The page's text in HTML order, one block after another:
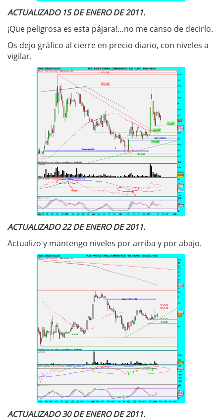
ACTUALIZADO 15 DE ENERO DE 2011.
¡Que peligrosa es esta pájara!…no me canso de decirlo.
Os dejo gráfico al cierre en precio diario, con niveles a
vigilar.
ACTUALIZADO 22 DE ENERO DE 2011.
Actualizo y mantengo niveles por arriba y por abajo.
ACTUALIZADO 30 DE ENERO DE 2011.